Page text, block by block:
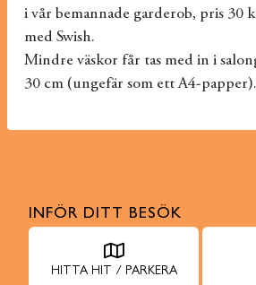
i vår bemannade garderob, pris 30
med Swish.
Mindre väskor får tas med in i
30 cm (ungefär som ett A4-papper).
INFÖR DITT BESÖK
HITTA HIT / PARKERA